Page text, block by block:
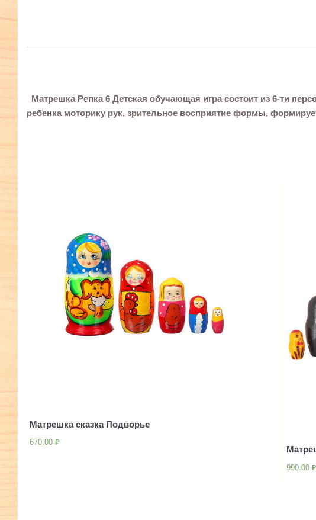
Матрешка Репка 6 Детская обучающая игра состоит из 6-ти
ребенка моторику рук, зрительное восприятие формы,
Матрешка сказка Подворье
670.00 ₽
990.00₽